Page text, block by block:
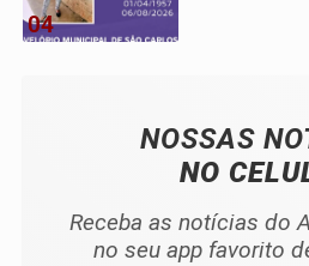
04
NOSSAS
NO
Receba as notícias do
no seu app favorito